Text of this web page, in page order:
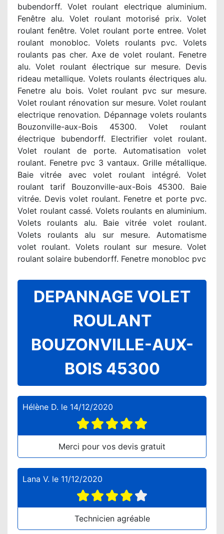
bubendorff. Volet roulant electrique aluminium.
Fenêtre alu. Volet roulant motorisé prix. Volet
roulant fenêtre. Volet roulant porte entree. Volet
roulant monobloc. Volets roulants pvc. Volets
roulants pas cher. Axe de volet roulant. Fenetre
alu. Volet roulant électrique sur mesure. Devis
rideau metallique. Volets roulants électriques alu.
Fenetre alu bois. Volet roulant pvc sur mesure.
Volet roulant rénovation sur mesure. Volet roulant
electrique renovation. Dépannage volets roulants
Bouzonville-aux-Bois 45300. Volet roulant
électrique bubendorff. Electrifier volet roulant.
Volet roulant de porte. Automatisation volet
roulant. Fenetre pvc 3 vantaux. Grille métallique.
Baie vitrée avec volet roulant intégré. Volet
roulant tarif Bouzonville-aux-Bois 45300. Baie
vitrée. Devis volet roulant. Fenetre et porte pvc.
Volet roulant cassé. Volets roulants en aluminium.
Volets roulants alu. Baie vitrée volet roulant.
Volets roulants alu sur mesure. Automatisme
volet roulant. Volets roulant sur mesure. Volet
roulant solaire bubendorff. Fenetre monobloc pvc
DEPANNAGE VOLET
ROULANT
BOUZONVILLE-AUX-
BOIS 45300
Hélène D. le 14/12/2020
Merci pour vos devis gratuit
Lana V. le 11/12/2020
Technicien agréable